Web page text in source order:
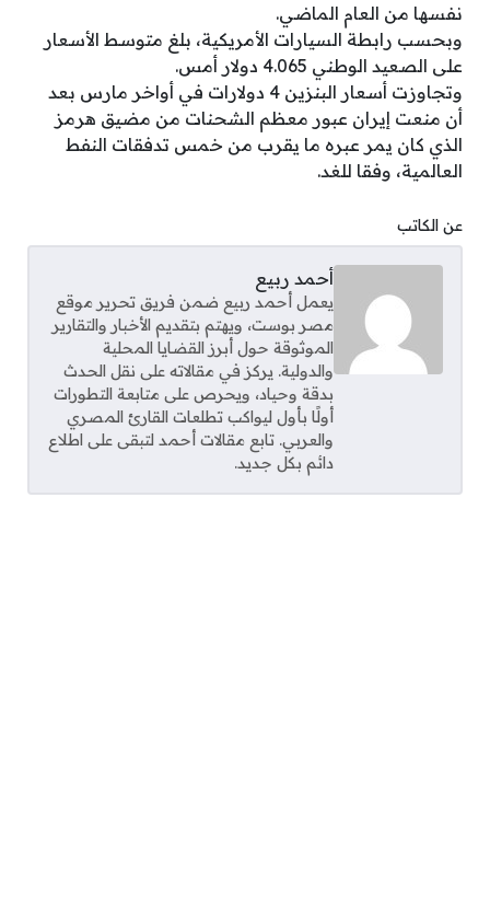
نفسها من العام الماضي.
وبحسب رابطة السيارات الأمريكية، بلغ متوسط الأسعار
على الصعيد الوطني 4.065 دولار أمس.
وتجاوزت أسعار البنزين 4 دولارات في أواخر مارس بعد
أن منعت إيران عبور معظم الشحنات من مضيق هرمز
الذي كان يمر عبره ما يقرب من خمس تدفقات النفط
العالمية، وفقا للغد.
عن الكاتب
أحمد ربيع
يعمل أحمد ربيع ضمن فريق تحرير موقع
مصر بوست، ويهتم بتقديم الأخبار والتقارير
الموثوقة حول أبرز القضايا المحلية
والدولية. يركز في مقالاته على نقل الحدث
بدقة وحياد، ويحرص على متابعة التطورات
أولًا بأول ليواكب تطلعات القارئ المصري
والعربي. تابع مقالات أحمد لتبقى على اطلاع
دائم بكل جديد.